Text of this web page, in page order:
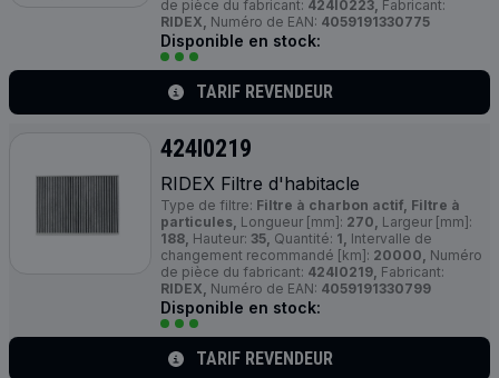
de pièce du fabricant: 424I0223, Fabricant:
RIDEX, Numéro de EAN: 4059191330775
Disponible en stock:
TARIF REVENDEUR
424I0219
RIDEX Filtre d'habitacle
Type de filtre: Filtre à charbon actif, Filtre à
particules, Longueur [mm]: 270, Largeur [mm]:
188, Hauteur: 35, Quantité: 1, Intervalle de
changement recommandé [km]: 20000, Numéro
de pièce du fabricant: 424I0219, Fabricant:
RIDEX, Numéro de EAN: 4059191330799
Disponible en stock:
TARIF REVENDEUR